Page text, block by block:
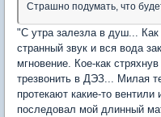
Страшно подумать, что
"С утра залезла в душ...
странный звук и вся вода
мгновение. Кое-как
трезвонить в ДЭЗ... Милая
протекают какие-то
последовал мой длинный